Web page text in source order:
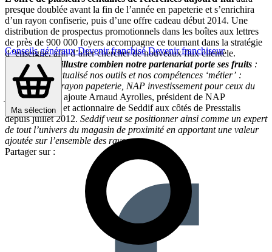
Conseils générauxDevenir franchiséDevenir franchiseur
Ma sélection
presque doublée avant la fin de l’année en papeterie et s’enrichira
d’un rayon confiserie, puis d’une offre cadeau début 2014. Une
distribution de prospectus promotionnels dans les boîtes aux lettres
de près de 900 000 foyers accompagne ce tournant dans la stratégie
d ‘enseigne, afin d’aller chercher de nouveaux flux clientèle.
Seddif store illustre combien notre partenariat porte ses fruits :
nous avons mutualisé nos outils et nos compétences ‘métier’ :
Seddif pour le rayon papeterie, NAP investissement pour ceux du
jeu et du jouet, ajoute Arnaud Ayrolles, président de NAP
Investissement et actionnaire de Seddif aux côtés de Presstalis
depuis juillet 2012. Seddif veut se positionner ainsi comme un expert
de tout l’univers du magasin de proximité en apportant une valeur
ajoutée sur l’ensemble des rayons« .
Partager sur :